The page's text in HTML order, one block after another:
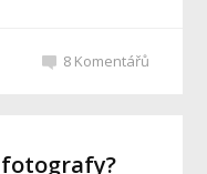
8 Komentářů